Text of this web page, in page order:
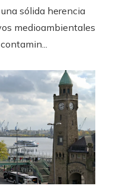
sólida herencia
medioambientales